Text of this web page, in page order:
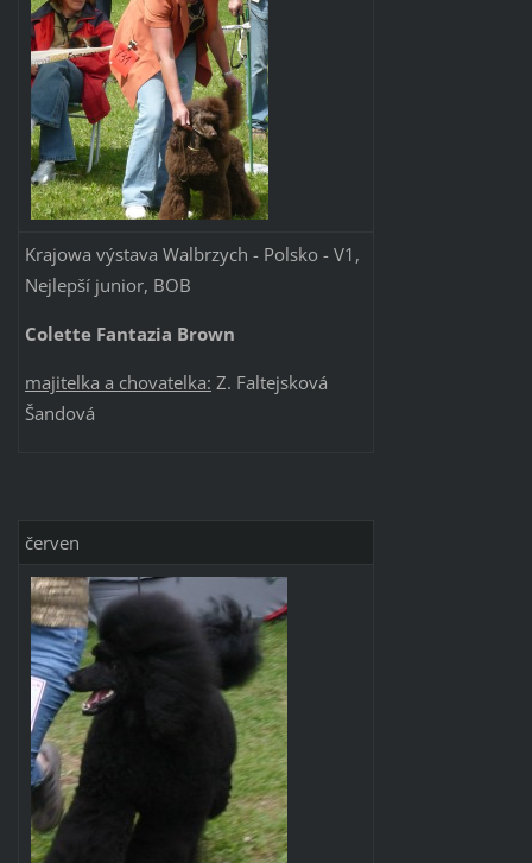
Krajowa výstava Walbrzych - Polsko - V1,
Nejlepší junior, BOB
Colette Fantazia Brown
majitelka a chovatelka: Z. Faltejsková
Šandová
červen